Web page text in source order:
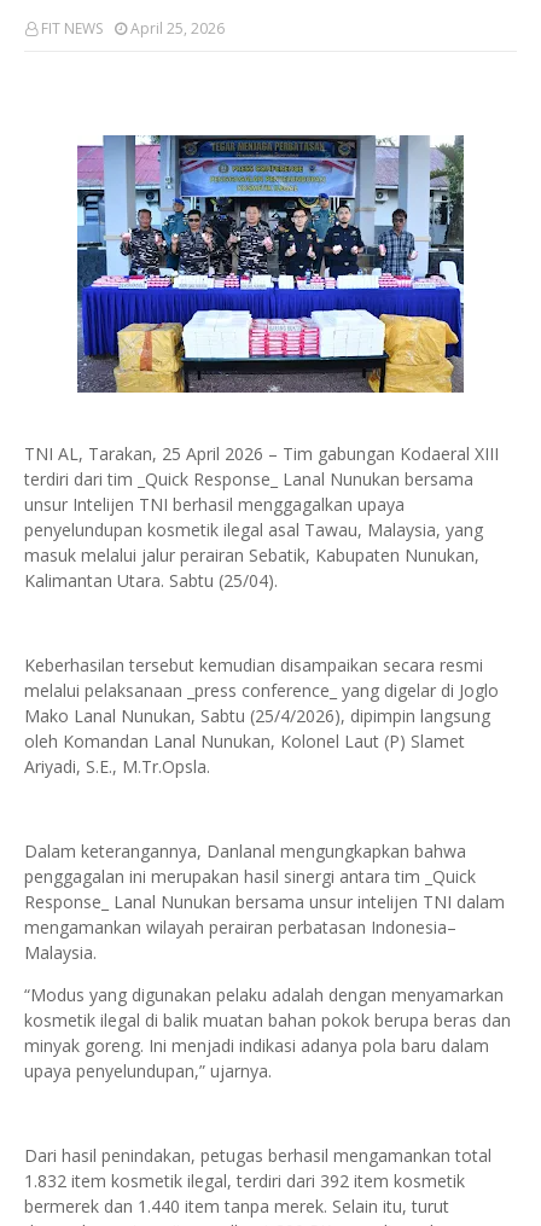
FIT NEWS April 25, 2026
TNI AL, Tarakan, 25 April 2026 – Tim gabungan Kodaeral XIII
terdiri dari tim _Quick Response_ Lanal Nunukan bersama
unsur Intelijen TNI berhasil menggagalkan upaya
penyelundupan kosmetik ilegal asal Tawau, Malaysia, yang
masuk melalui jalur perairan Sebatik, Kabupaten Nunukan,
Kalimantan Utara. Sabtu (25/04).
Keberhasilan tersebut kemudian disampaikan secara resmi
melalui pelaksanaan _press conference_ yang digelar di Joglo
Mako Lanal Nunukan, Sabtu (25/4/2026), dipimpin langsung
oleh Komandan Lanal Nunukan, Kolonel Laut (P) Slamet
Ariyadi, S.E., M.Tr.Opsla.
Dalam keterangannya, Danlanal mengungkapkan bahwa
penggagalan ini merupakan hasil sinergi antara tim _Quick
Response_ Lanal Nunukan bersama unsur intelijen TNI dalam
mengamankan wilayah perairan perbatasan Indonesia–
Malaysia.
“Modus yang digunakan pelaku adalah dengan menyamarkan
kosmetik ilegal di balik muatan bahan pokok berupa beras dan
minyak goreng. Ini menjadi indikasi adanya pola baru dalam
upaya penyelundupan,” ujarnya.
Dari hasil penindakan, petugas berhasil mengamankan total
1.832 item kosmetik ilegal, terdiri dari 392 item kosmetik
bermerek dan 1.440 item tanpa merek. Selain itu, turut